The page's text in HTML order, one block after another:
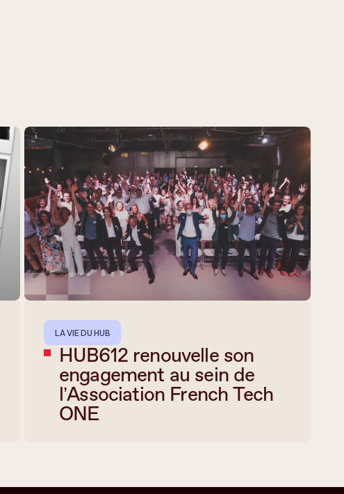
LA VIE DU HUB
HUB612 renouvelle son
engagement au sein de
l’Association French Tech
ONE